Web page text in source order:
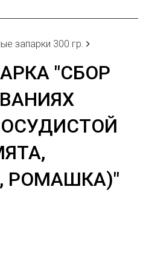
запарки 300 гр.
"СБОР
РОМАШКА)"